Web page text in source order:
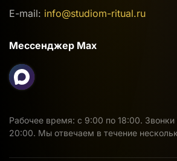
E-mail: info@studiom-ritual.ru
Мессенджер Max
Рабочее время: с 9:00 по 18:00.
20:00. Мы отвечаем в течение